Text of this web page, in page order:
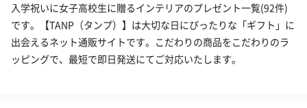
入学祝いに女子高校生に贈るインテリアのプレゼント一覧(92件)
です。【TANP（タンプ）】は大切な日にぴったりな「ギフト」に
出会えるネット通販サイトです。こだわりの商品をこだわりのラ
ッピングで、最短で即日発送にてご対応いたします。